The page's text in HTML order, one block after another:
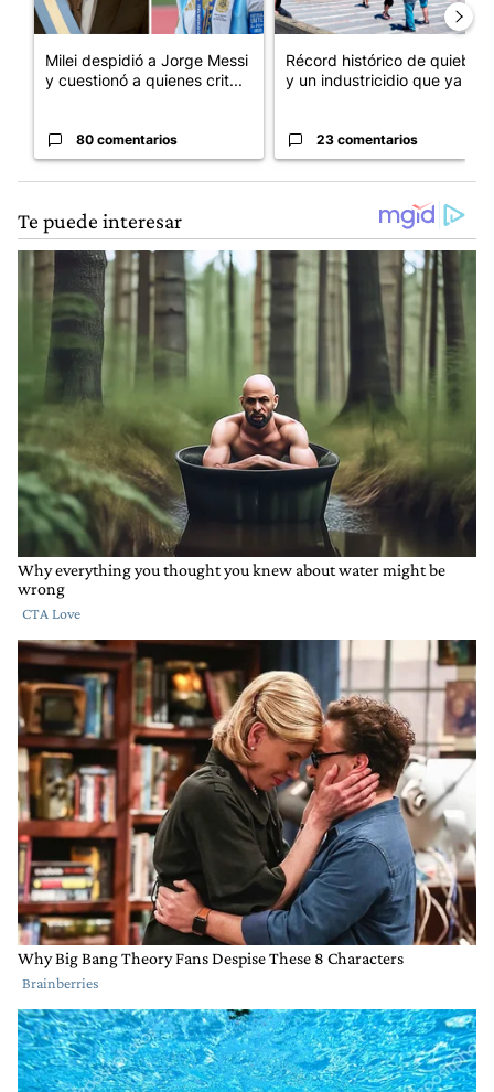
Milei despidió a Jorge Messi
y cuestionó a quienes crit...
80 comentarios
Récord histórico de quiebras
y un industricidio que ya ...
23 comentarios